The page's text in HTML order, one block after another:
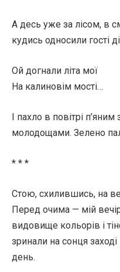
А десь уже за лісом, в
кудись односили гості
Ой догнали літа мої
На калиновім мості…
І пахло в повітрі
молодощами. Зелено
* * *
Стою, схилившись, на
Перед очима — мій
видовище кольорів і
зринали на сонця
день.